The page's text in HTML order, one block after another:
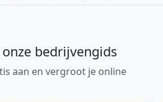
bedrijvengids
aan en vergroot je online